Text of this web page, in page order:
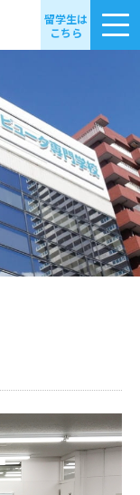
留学生は
こちら